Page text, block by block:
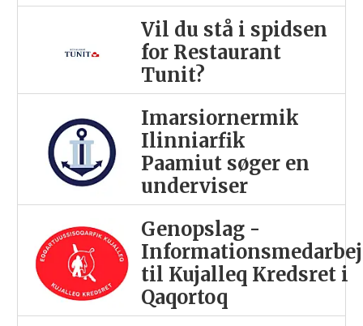
Vil du stå i spidsen
for Restaurant
Tunit?
Imarsiornermik
Ilinniarfik
Paamiut søger en
underviser
Genopslag -
til Kujalleq Kredsret i
Qaqortoq